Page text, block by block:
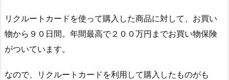
リクルートカードを使って購入した商品に対して、お買い
物から９０日間。年間最高で２００万円までお買い物保険
がついています。
なので、リクルートカードを利用して購入したものがも